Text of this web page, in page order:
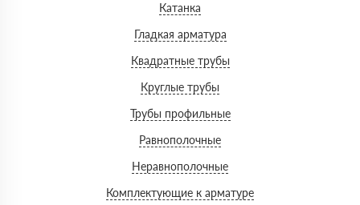
Катанка
Гладкая арматура
Квадратные трубы
Круглые трубы
Трубы профильные
Равнополочные
Неравнополочные
Комплектующие к арматуре